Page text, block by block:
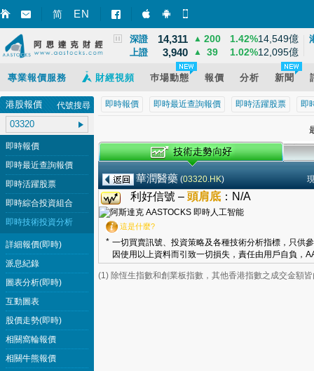
简 EN 智財迅 (iPhone)
智財迅 (Android)
國指 8,531
深證 14,311 ▲ 200 1.42%14,549億
上證 3,940 ▲ 39 1.02%12,095億
專業報價服務 財經視頻 巿場動態 報價 分析 新聞
即時報價 即時最近查詢報價 即時活躍股票 即
華潤醫藥 (03320.HK)
利好信號 – 頭肩底 ： N/A
這是什麼?
* 一切買賣訊號、投資策略及各種技術分析指標，只供
因使用以上資料而引致一切損失，責任由用戶自負，
(1) 除恆生指數和創業板指數，其他香港指數之成交金額
港股報價 代號搜尋
即時報價
即時最近查詢報價
即時活躍股票
即時綜合投資組合
即時技術投資分析
詳細報價(即時)
派息紀錄
圖表分析(即時)
互動圖表
股價走勢(即時)
相關窩輪報價
相關牛熊報價